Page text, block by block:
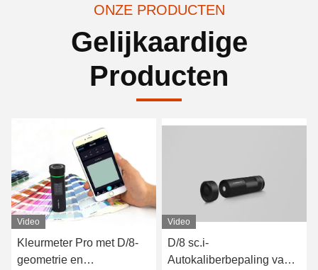
ONZE PRODUCTEN
Gelijkaardige
Producten
Video
Kleurmeter Pro met D/8-
geometrie en
Video
D/8 sc.i-
Autokaliberbepaling van